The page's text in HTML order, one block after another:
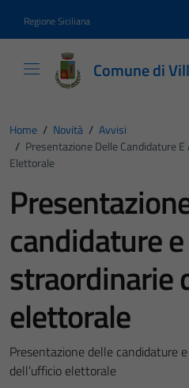
Regione Siciliana
Comune di
Home / Novità / Avvisi
/ Presentazione Delle Candidature
Elettorale
candidature
straordinarie
elettorale
Presentazione delle candidature
dell’ufficio elettorale